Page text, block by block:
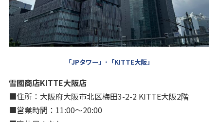
「JPタワー」･「KITTE大阪」
雪國商店KITTE大阪店
■住所：大阪府大阪市北区梅田3-2-2 KITTE大阪2階
■営業時間：11:00～20:00